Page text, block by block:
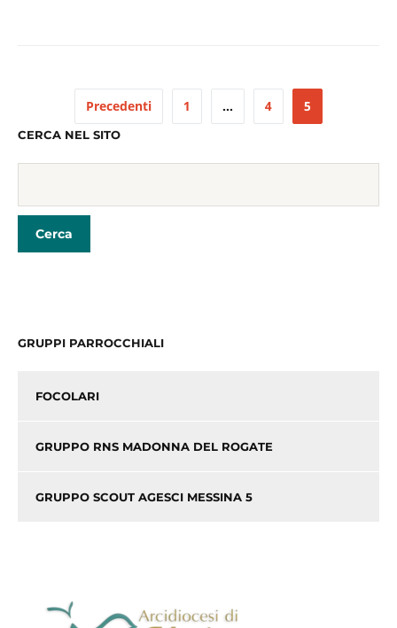
Precedenti 1 … 4 5
CERCA NEL SITO
GRUPPI PARROCCHIALI
FOCOLARI
GRUPPO RNS MADONNA DEL ROGATE
GRUPPO SCOUT AGESCI MESSINA 5